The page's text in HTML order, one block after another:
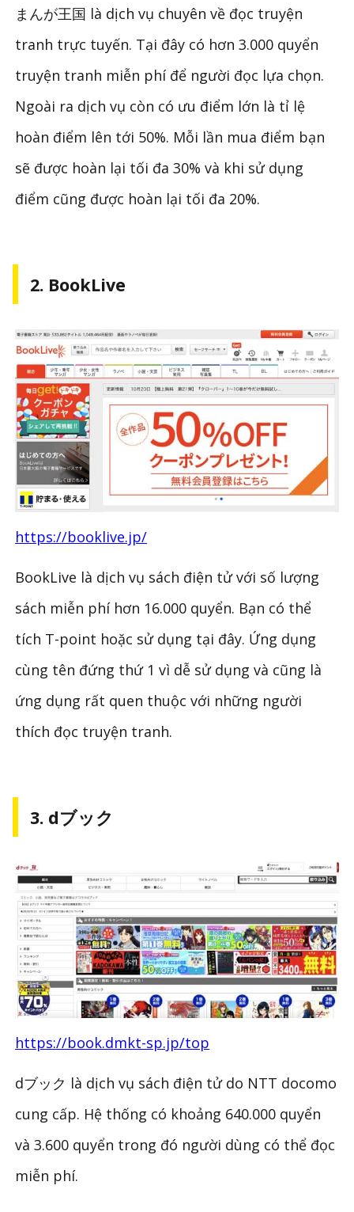
まんが王国 là dịch vụ chuyên về đọc truyện
tranh trực tuyến. Tại đây có hơn 3.000 quyển
truyện tranh miễn phí để người đọc lựa chọn.
Ngoài ra dịch vụ còn có ưu điểm lớn là tỉ lệ
hoàn điểm lên tới 50%. Mỗi lần mua điểm bạn
sẽ được hoàn lại tối đa 30% và khi sử dụng
điểm cũng được hoàn lại tối đa 20%.
2. BookLive
https://booklive.jp/
BookLive là dịch vụ sách điện tử với số lượng
sách miễn phí hơn 16.000 quyển. Bạn có thể
tích T-point hoặc sử dụng tại đây. Ứng dụng
cùng tên đứng thứ 1 vì dễ sử dụng và cũng là
ứng dụng rất quen thuộc với những người
thích đọc truyện tranh.
3. dブック
https://book.dmkt-sp.jp/top
dブック là dịch vụ sách điện tử do NTT docomo
cung cấp. Hệ thống có khoảng 640.000 quyển
và 3.600 quyển trong đó người dùng có thể đọc
miễn phí.